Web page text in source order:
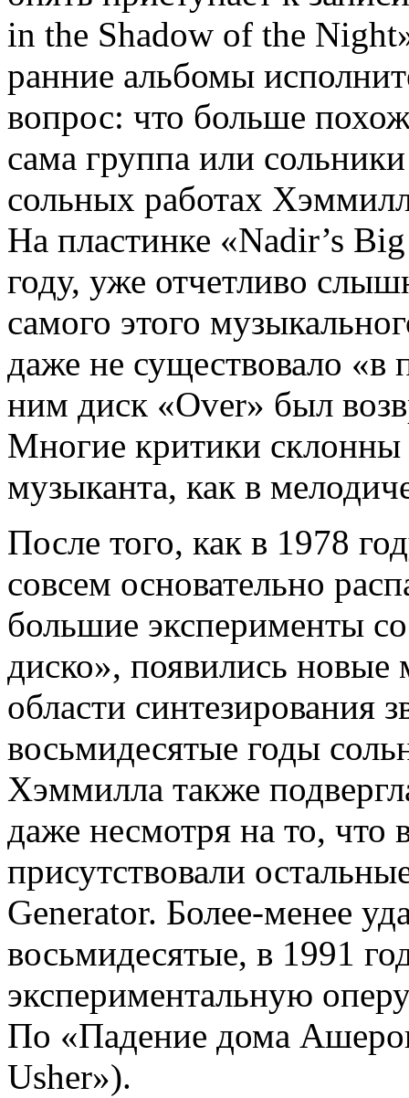
in the Shadow of the
ранние альбомы
вопрос: что больше
сама группа или
сольных работах
На пластинке «Nadir’s
году, уже отчетливо
самого этого
даже не существовало
ним диск «Over» был
Многие критики склонны
музыканта, как в
После того, как в 1978
совсем основательно
большие эксперименты
диско», появились
области синтезирования
восьмидесятые годы
Хэммилла также
даже несмотря на то, что
присутствовали
Generator. Более-менее
восьмидесятые, в 1991
экспериментальную
По «Падение дома
Usher»).